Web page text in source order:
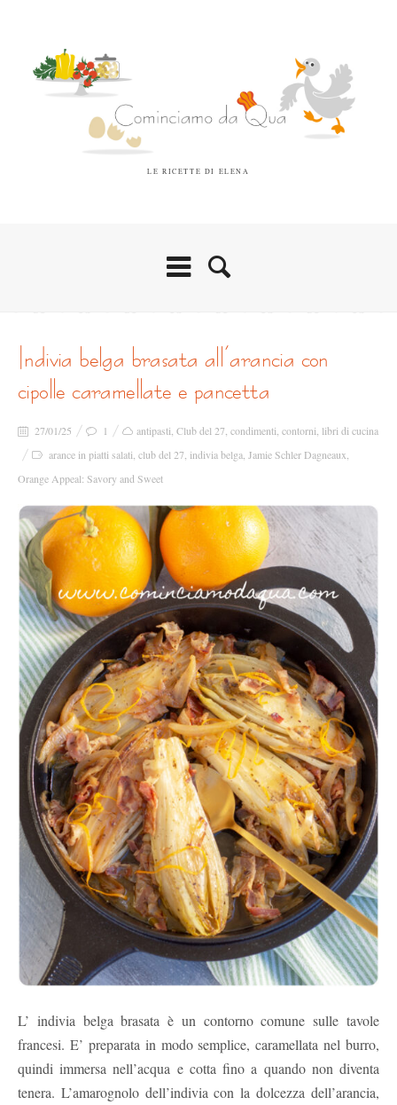
LE RICETTE DI ELENA
indivia belga brasata all’arancia con
cipolle caramellate e pancetta
27/01/25 1 antipasti Club del 27 condimenti contorni libri di cucina
arance in piatti salati club del 27 indivia belga Jamie Schler Dagneaux
Orange Appeal: Savory and Sweet
L’ indivia belga brasata è un contorno comune sulle tavole
francesi. E’ preparata in modo semplice, caramellata nel burro,
quindi immersa nell’acqua e cotta fino a quando non diventa
tenera. L’amarognolo dell’indivia con la dolcezza dell’arancia,